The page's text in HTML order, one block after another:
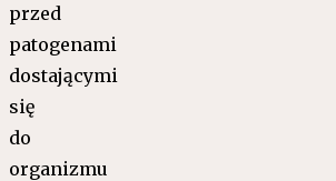
przed
patogenami
dostającymi
się
do
organizmu